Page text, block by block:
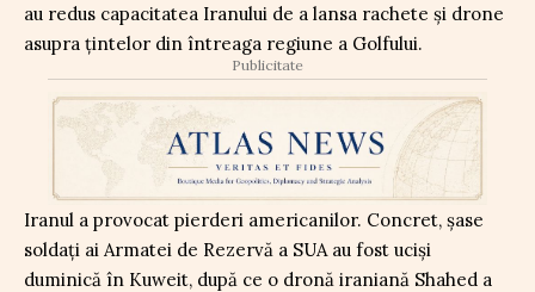
au redus capacitatea Iranului de a lansa rachete și drone
asupra țintelor din întreaga regiune a Golfului.
Publicitate
Iranul a provocat pierderi americanilor. Concret, șase
soldați ai Armatei de Rezervă a SUA au fost uciși
duminică în Kuweit, după ce o dronă iraniană Shahed a